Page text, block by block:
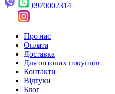
0970002314
Про нас
Оплата
Доставка
Для оптових покупців
Контакти
Відгуки
Блог